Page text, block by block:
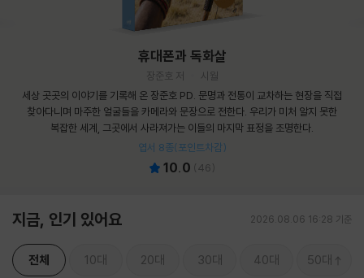
휴대폰과 독화살
장준호 저
시월
세상 곳곳의 이야기를 기록해 온 장준호 PD. 문명과 전통이 교차하는 현장을 직접
찾아다니며 마주한 얼굴들을 카메라와 문장으로 전한다. 우리가 미처 알지 못한
복잡한 세계, 그곳에서 사라져가는 이들의 마지막 표정을 조명한다.
엽서 8종(포인트차감)
10.0 (46)
지금, 인기 있어요 2026.08.06 16:28 기준
전체 10대 20대 30대 40대 50대